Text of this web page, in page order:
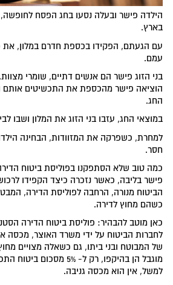
הילדה פישר ובעלה נסעו בחג הפסח
בארץ.
עם הגעתם, הפקידו בכספת חדרם במלון, את
עמם.
בני הזוג פישר הם אנשים דתיים, שומרי
הוציאה פישר מהכספת את התכשיטים אותם
החג.
במוצאי החג, עזבו בני הזוג את המלון ושבו
למחרת, כשפרקה את המזוודות, הבחינה
חסר.
כמה טוב שלא הסתפקנו בפוליסת ביטוח
פישר בליבה, כאשר נזכרה כיצד הקפידו
הביטוח מנורה, הרחבה לפוליסת הדירה,
כשהם מחוץ לדירה.
כאן מוטב להבהיר: פוליסת ביטוח הדירה
לחברות הביטוח על ידי משרד האוצר, מכסה
של המבוטח ובני ביתו, גם כשאלה מצויים
מוגבל הן בהיקפו, רק ל- 5%
למשל, אין הוא מכסה גניבה.